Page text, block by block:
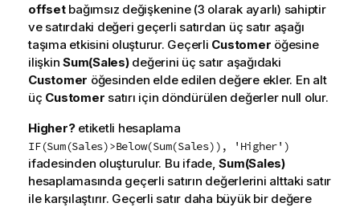
offsetbağımsız değişkenine (3 olarak ayarlı) sahiptir
ve satırdaki değeri geçerli satırdan üç satır aşağı
taşıma etkisini oluşturur. Geçerli Customer öğesine
ilişkin Sum(Sales)değerini üç satır aşağıdaki
Customer öğesinden elde edilen değere ekler. En alt
üç Customer satırı için döndürülen değerler null olur.
Higher?etiketli hesaplama
IF(Sum(Sales)>Below(Sum(Sales)), 'Higher')
ifadesinden oluşturulur. Bu ifade,Sum(Sales)
hesaplamasında geçerli satırın değerlerini alttaki satır
ile karşılaştırır. Geçerli satır daha büyük bir değere